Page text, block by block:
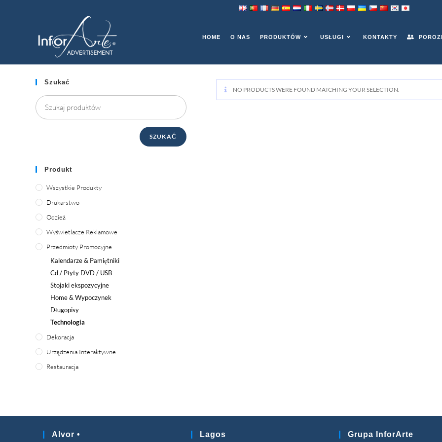
HOME O NAS PRODUKTÓW USŁUGI KONTAKTY
TECHNOLOGIA
NO PRODUCTS WERE FOUND MATCHING YOUR SELECTION.
Szukać
SZUKAĆ
Produkt
Wszystkie Produkty
Drukarstwo
Odzież
Wyświetlacze Reklamowe
Przedmioty Promocyjne
Kalendarze & Pamiętniki
Cd / Płyty DVD / USB
Stojaki ekspozycyjne
Home& Wypoczynek
Długopisy
Technologia
Dekoracja
Urządzenia Interaktywne
Restauracja
Alvor • Lagos Grupa InforArte